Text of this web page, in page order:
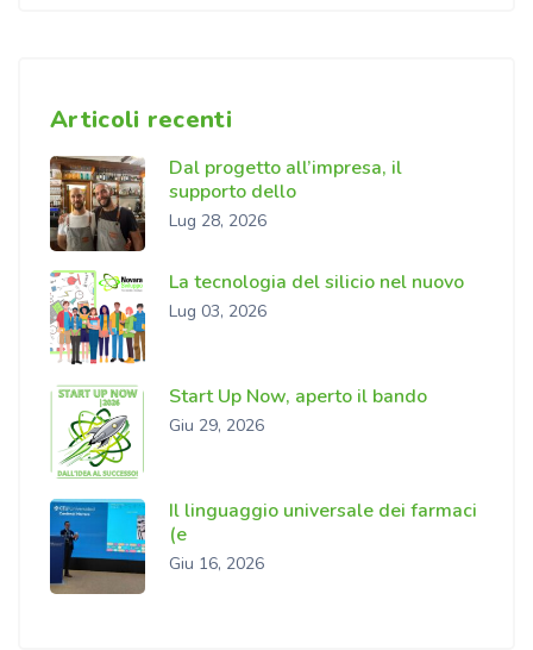
Articoli recenti
Dal progetto all’impresa, il
supporto dello
Lug 28, 2026
La tecnologia del silicio nel nuovo
Lug 03, 2026
Start Up Now, aperto il bando
Giu 29, 2026
Il linguaggio universale dei farmaci
(e
Giu 16, 2026